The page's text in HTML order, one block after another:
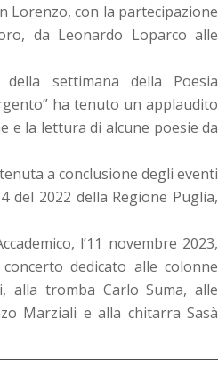
Lorenzo, con la partecipazione
da Leonardo Loparco alle
settimana della Poesia
ha tenuto un applaudito
e la lettura di alcune poesie da
a conclusione degli eventi
del 2022 della Regione Puglia,
l’11 novembre 2023,
dedicato alle colonne
alla tromba Carlo Suma, alle
Marziali e alla chitarra Sasà